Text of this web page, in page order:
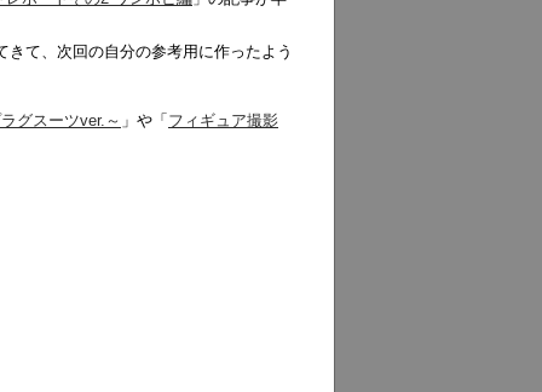
きて、次回の自分の参考用に作ったよう
グスーツver.～ 」や「 フィギュア撮影